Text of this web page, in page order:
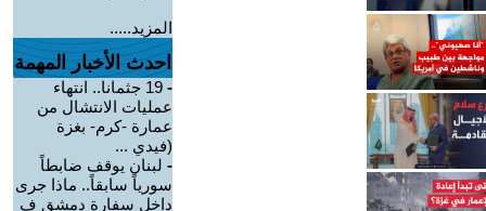
المزيد.....
احدث الأخبار المهمة
-
19 جثمانا.. انتهاء
عمليات الانتشال من
عمارة -كرم- بغزة
(فيدي ...
- لبنان يوقف ضابطاً
سورياً سابقاً.. ماذا جرى
داخل سفارة دمشق ف